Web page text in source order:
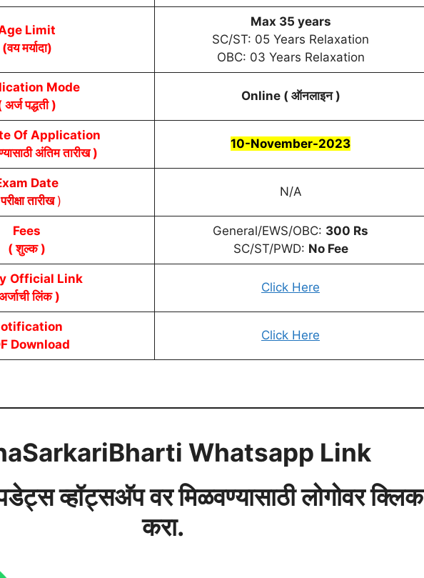
Limit
(वय मर्यादा)
Max 35 years
SC/ST: 05 Years Relaxation
OBC: 03 Years Relaxation
Mode
अर्ज पद्धती )
Online ( ऑनलाइन )
Of Application
अंतिम तारीख )
10-November-2023
Date
परीक्षा तारीख)
N/A
Fees
( शुल्क )
General/EWS/OBC: 300 Rs
SC/ST/PWD: No Fee
Official Link
लिंक )
Click Here
Download
Click Here
Whatsapp Link
व्हॉट्सअ‍ॅप वर मिळवण्यासाठी लोगोवर क्लिक
करा.